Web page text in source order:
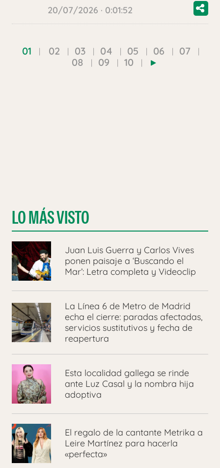
20/07/2026 · 0:01:52
01 02 03 04 05 06
07
08
09 10
LO MÁS VISTO
Juan Luis Guerra y Carlos Vives
ponen paisaje a ‘Buscando el
Mar’: Letra completa y Videoclip
La Línea 6 de Metro de Madrid
echa el cierre: paradas afectadas,
servicios sustitutivos y fecha de
reapertura
Esta localidad gallega se rinde
ante Luz Casal y la nombra hija
adoptiva
El regalo de la cantante Metrika a
Leire Martínez para hacerla
«perfecta»